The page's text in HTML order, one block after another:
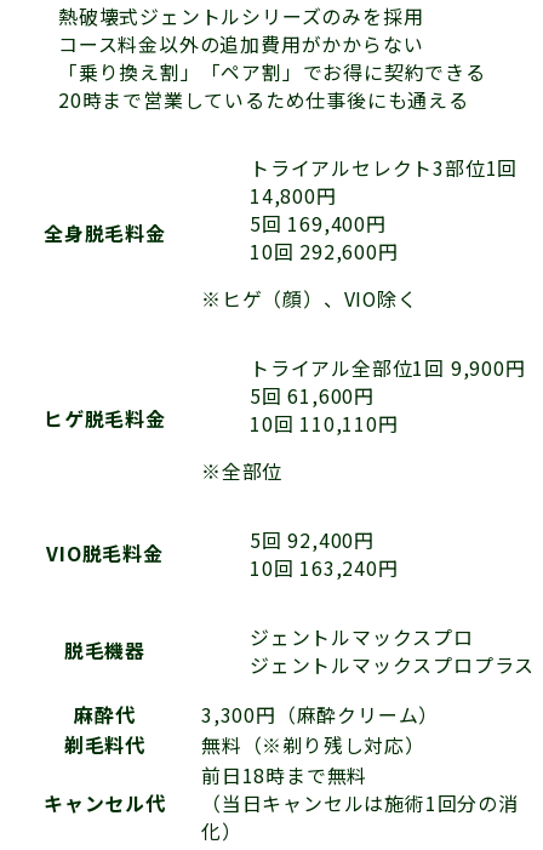
熱破壊式ジェントルシリーズのみを採用
コース料金以外の追加費用がかからない
「乗り換え割」「ペア割」でお得に契約できる
20時まで営業しているため仕事後にも通える
全身脱毛料金
トライアルセレクト3部位1回
14,800円
5回 169,400円
10回 292,600円
※ヒゲ（顔）、VIO除く
ヒゲ脱毛料金
トライアル全部位1回 9,900円
5回 61,600円
10回 110,110円
※全部位
VIO脱毛料金
5回 92,400円
10回 163,240円
脱毛機器
ジェントルマックスプロ
ジェントルマックスプロプラス
麻酔代
3,300円（麻酔クリーム）
剃毛料代
無料（※剃り残し対応）
キャンセル代
前日18時まで無料
（当日キャンセルは施術1回分の消
化）